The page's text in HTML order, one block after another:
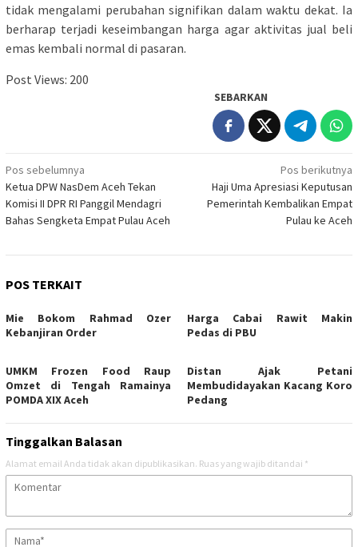
tidak mengalami perubahan signifikan dalam waktu dekat. Ia
berharap terjadi keseimbangan harga agar aktivitas jual beli
emas kembali normal di pasaran.
Post Views: 200
SEBARKAN
Navigasi
pos
Pos sebelumnya
Ketua DPW NasDem Aceh Tekan
Komisi II DPR RI Panggil Mendagri
Bahas Sengketa Empat Pulau Aceh
Pos berikutnya
Haji Uma Apresiasi Keputusan
Pemerintah Kembalikan Empat
Pulau ke Aceh
POS TERKAIT
Mie Bokom Rahmad Ozer
Kebanjiran Order
Harga Cabai Rawit Makin
Pedas di PBU
UMKM Frozen Food Raup
Omzet di Tengah Ramainya
POMDA XIX Aceh
Distan Ajak Petani
Membudidayakan Kacang Koro
Pedang
Tinggalkan Balasan
Alamat email Anda tidak akan dipublikasikan. Ruas yang wajib ditandai *